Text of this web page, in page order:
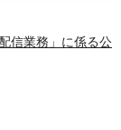
信業務」に係る公